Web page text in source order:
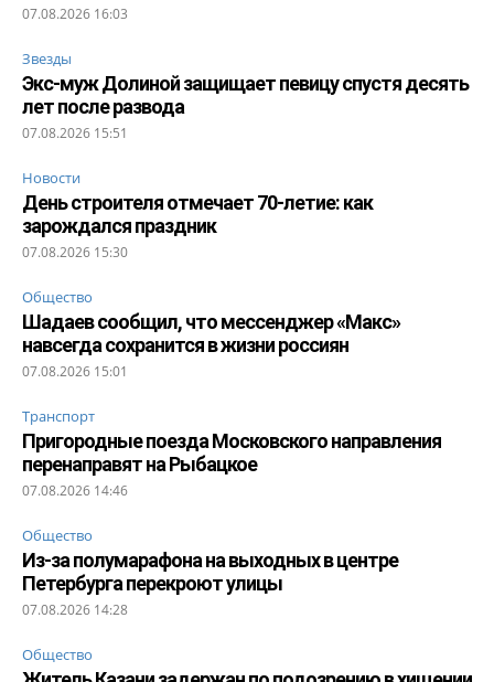
07.08.2026 16:03
Звезды
Экс-муж Долиной защищает певицу спустя десять
лет после развода
07.08.2026 15:51
Новости
День строителя отмечает 70-летие: как
зарождался праздник
07.08.2026 15:30
Общество
Шадаев сообщил, что мессенджер «Макс»
навсегда сохранится в жизни россиян
07.08.2026 15:01
Транспорт
Пригородные поезда Московского направления
перенаправят на Рыбацкое
07.08.2026 14:46
Общество
Из-за полумарафона на выходных в центре
Петербурга перекроют улицы
07.08.2026 14:28
Общество